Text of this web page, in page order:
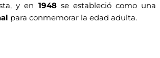
y en 1948se estableció como una
para conmemorar la edad adulta.